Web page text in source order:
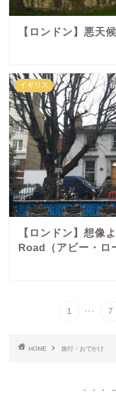
【ロンドン】悪天
イギリス
【ロンドン】想像
Road（アビー・ロ
1 ... 7
HOME 旅行・おでかけ